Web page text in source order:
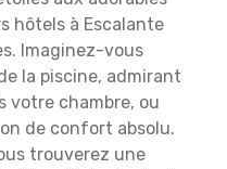
hôtels à Escalante
Imaginez-vous
la piscine, admirant
votre chambre, ou
de confort absolu.
trouverez une